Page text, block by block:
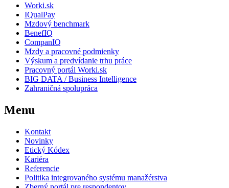
Worki.sk
IQualPay
Mzdový benchmark
BenefIQ
CompanIQ
Mzdy a pracovné podmienky
Výskum a predvídanie trhu práce
Pracovný portál Worki.sk
BIG DATA / Business Intelligence
Zahraničná spolupráca
Menu
Kontakt
Novinky
Etický Kódex
Kariéra
Referencie
Politika integrovaného systému manažérstva